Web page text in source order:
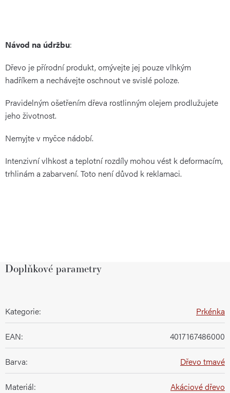
Návod na údržbu:
Dřevo je přírodní produkt, omývejte jej pouze vlhkým
hadříkem a nechávejte oschnout ve svislé poloze.
Pravidelným ošetřením dřeva rostlinným olejem prodlužujete
jeho životnost.
Nemyjte v myčce nádobí.
Intenzivní vlhkost a teplotní rozdíly mohou vést k deformacím,
trhlinám a zabarvení. Toto není důvod k reklamaci.
Doplňkové parametry
Kategorie: Prkénka
EAN: 4017167486000
Barva: Dřevo tmavé
Materiál: Akáciové dřevo